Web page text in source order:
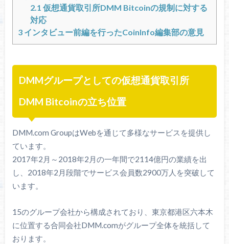
2.1 仮想通貨取引所DMM Bitcoinの規制に対する
対応
3インタビュー前編を行ったCoinInfo編集部の意見
DMMグループとしての仮想通貨取引所
DMM Bitcoinの立ち位置
DMM.com GroupはWebを通じて多様なサービスを提供し
ています。
2017年2月～2018年2月の一年間で2114億円の業績を出
し、2018年2月段階でサービス会員数2900万人を突破して
います。
15のグループ会社から構成されており、東京都港区六本木
に位置する合同会社DMM.comがグループ全体を統括して
おります。